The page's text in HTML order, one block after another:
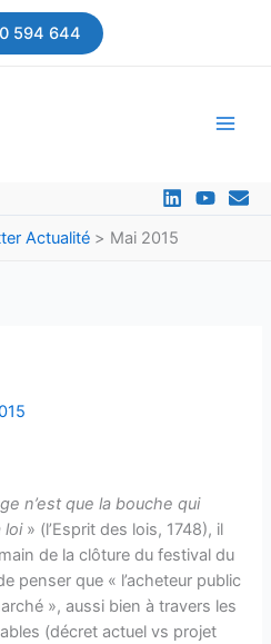
594 644
Actualité Mai 2015
n’est que la bouche qui
loi» (l’Esprit des lois, 1748), il
de la clôture du festival du
penser que « l’acheteur public
», aussi bien à travers les
(décret actuel vs projet